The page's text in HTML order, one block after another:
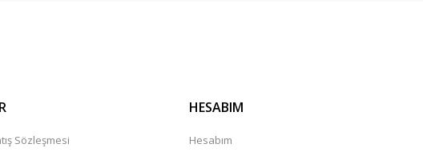
Sözleşmesi
HESABIM
Hesabım